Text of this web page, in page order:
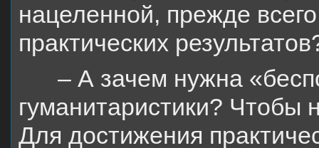
нацеленной, прежде
практических
– А зачем нужна
гуманитаристики? Чтобы
Для достижения